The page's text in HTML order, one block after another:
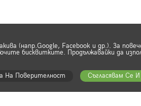
(напр.Google, Facebook и др.). За
бисквитките. Продължавайки да
На Поверителност Съгласявам Се